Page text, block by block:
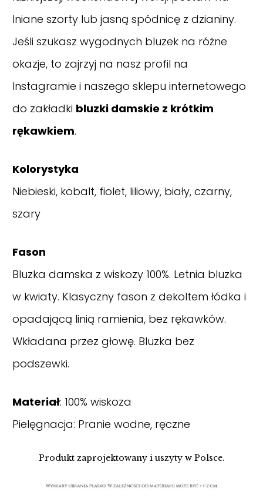
lniane szorty lub jasną spódnicę z dzianiny.
Jeśli szukasz wygodnych bluzek na różne
okazje, to zajrzyj na nasz profil na
Instagramie i naszego sklepu internetowego
do zakładki bluzki damskie z krótkim
rękawkiem.
Kolorystyka
Niebieski, kobalt, fiolet, liliowy, biały, czarny,
szary
Fason
Bluzka damska z wiskozy 100%. Letnia bluzka
w kwiaty. Klasyczny fason z dekoltem łódka i
opadającą linią ramienia, bez rękawków.
Wkładana przez głowę. Bluzka bez
podszewki.
Materiał: 100% wiskoza
Pielęgnacja: Pranie wodne, ręczne
Produkt zaprojektowany i uszyty w Polsce.